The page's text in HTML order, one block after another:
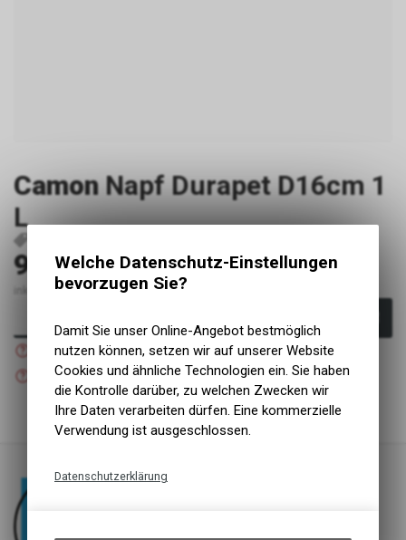
Camon Napf Durapet D16cm 1
L
9.90CHF
inkl. MwSt., zzgl. Versandkosten
Nicht verfügbar
Versand
Nicht verfügbar
Abholung NaturNah GmbH
Welche Datenschutz-Einstellungen
bevorzugen Sie?
Damit Sie unser Online-Angebot bestmöglich
nutzen können, setzen wir auf unserer Website
Cookies und ähnliche Technologien ein. Sie haben
die Kontrolle darüber, zu welchen Zwecken wir
Ihre Daten verarbeiten dürfen. Eine kommerzielle
Verwendung ist ausgeschlossen.
Datenschutzerklärung